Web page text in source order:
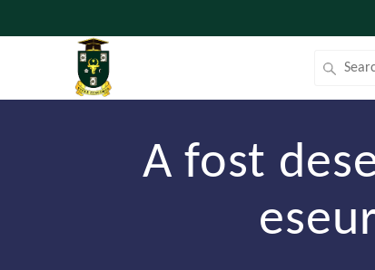
A fost